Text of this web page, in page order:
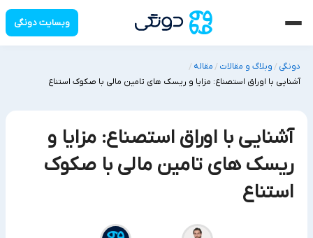
وبسایت دونگی
دونگی /وبلاگ و مقالات /مقاله /
آشنایی با اوراق استصناع: مزایا و ریسک های تامین مالی با صکوک استناع
آشنایی با اوراق استصناع: مزایا و
ریسک های تامین مالی با صکوک
استناع